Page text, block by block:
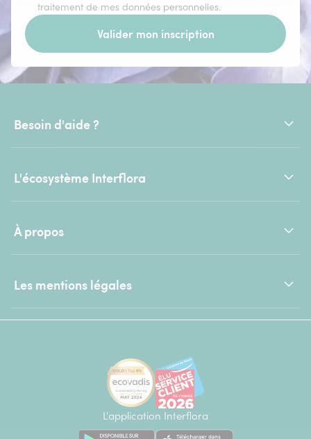
traitement de mes données personnelles.
Valider mon inscription
Besoin d'aide ?
L'écosystème Interflora
À propos
Les mentions légales
L'application Interflora